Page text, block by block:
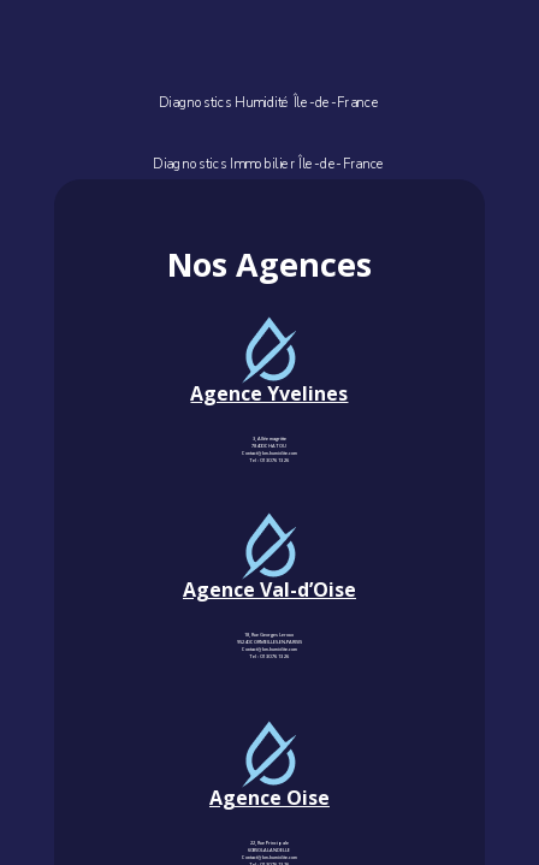
Diagnostics Humidité Île-de-France
Diagnostics Immobilier Île-de-France
Nos Agences
Agence Yvelines
3, Allée magritte
78400 CHATOU
Contact@km-humidite.com
Tel :01 30 76 13 26
Agence Val-d’Oise
18, Rue Georges Leroux
95240 CORMEILLES-EN-PARISIS
Contact@km-humidite.com
Tel :01 30 76 13 26
Agence Oise
22, Rue Principale
60850 LALANDELLE
Contact@km-humidite.com